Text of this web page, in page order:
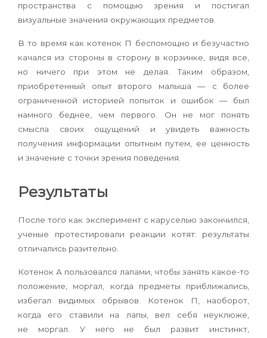
пространства с помощью зрения и постигал
визуальные значения окружающих предметов.
В то время как котенок П беспомощно и безучастно
качался из стороны в сторону в корзинке, видя все,
но ничего при этом не делая. Таким образом,
приобретенный опыт второго малыша — с более
ограниченной историей попыток и ошибок — был
намного беднее, чем первого. Он не мог понять
смысла своих ощущений и увидеть важность
получения информации опытным путем, ее ценность
и значение с точки зрения поведения.
Результаты
После того как эксперимент с каруселью закончился,
ученые протестировали реакции котят: результаты
отличались разительно.
Котенок А пользовался лапами, чтобы занять какое-то
положение, моргал, когда предметы приближались,
избегал видимых обрывов. Котенок П, наоборот,
когда его ставили на лапы, вел себя неуклюже,
не моргал. У него не был развит инстинкт,